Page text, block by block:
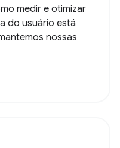
medir e otimizar
do usuário está
nossas